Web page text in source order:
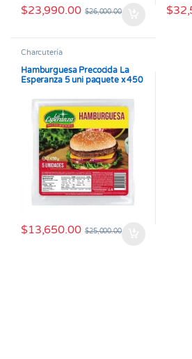
$23,990.00 $26,000.00 $
Charcutería
Hamburguesa Precocida La
Esperanza 5 uni paquete x 450
$13,650.00 $25,000.00